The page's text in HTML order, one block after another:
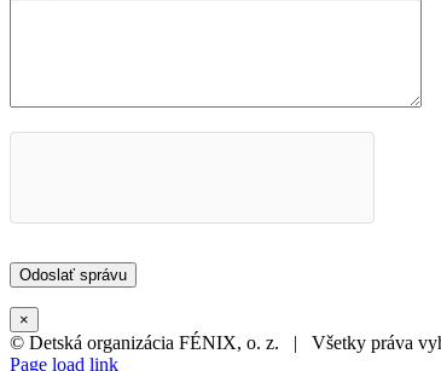
×
© Detská organizácia FÉNIX, o. z. | Všetky práva
Page load link